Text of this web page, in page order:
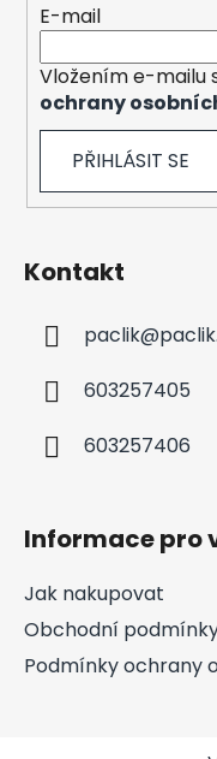
E-mail
Vložením e-mailu
ochrany
PŘIHLÁSIT SE
Kontakt
paclik@
603257405
603257406
Informace pro
Jak nakupovat
Obchodní
Podmínky ochrany